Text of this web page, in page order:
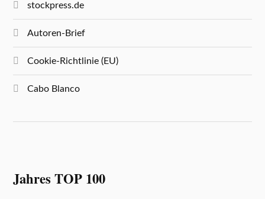
stockpress.de
Autoren-Brief
Cookie-Richtlinie (EU)
Cabo Blanco
Jahres TOP 100